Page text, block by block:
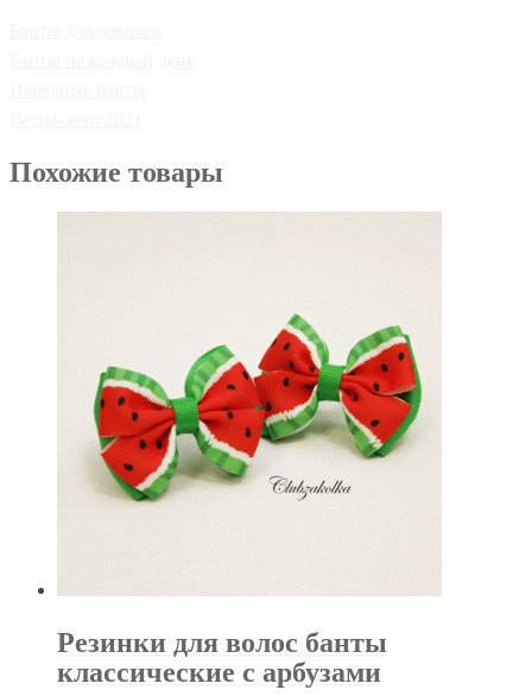
Похожие товары
Резинки для волос банты
классические с арбузами